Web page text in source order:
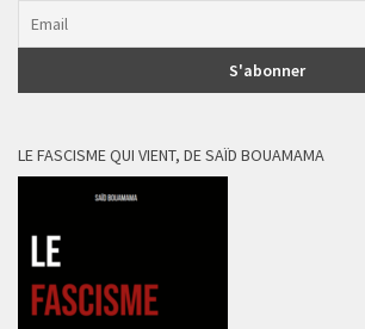
LE FASCISME QUI VIENT, DE SAÏD BOUAMAMA